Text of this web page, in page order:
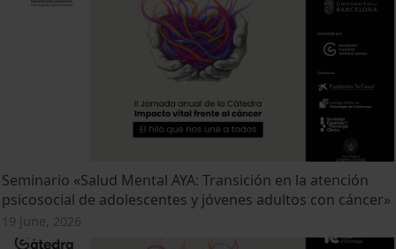
Seminario «Salud Mental AYA: Transición en la atención
psicosocial de adolescentes y jóvenes adultos con cáncer»
19 June, 2026